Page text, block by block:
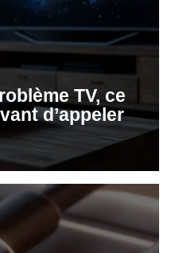
TV, ce
d’appeler